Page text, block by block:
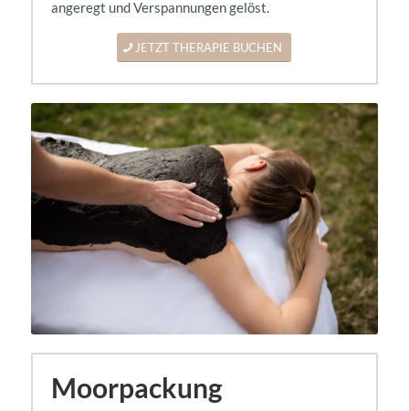
angeregt und Verspannungen gelöst.
JETZT THERAPIE BUCHEN
Moorpackung